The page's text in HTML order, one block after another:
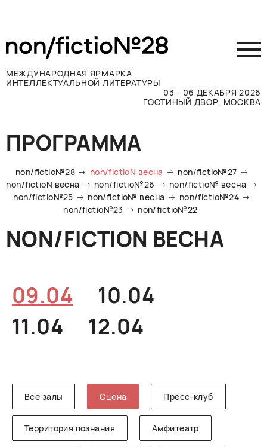
МЕЖДУНАРОДНАЯ ЯРМАРКА
ИНТЕЛЛЕКТУАЛЬНОЙ ЛИТЕРАТУРЫ
03 - 06 ДЕКАБРЯ 2026
ГОСТИНЫЙ ДВОР, МОСКВА
Принять участие
Участникам
Посетителям
Программа
Прессе
Контакты
ПРОГРАММА
non/fictio№28 non/fictioN весна
non/fictio№27
non/fictioN весна
non/fictio№26
non/fictio№ весна
non/fictio№25
non/fictio№ весна
non/fictio№24
non/fictio№23
non/fictio№22
NON/FICTION ВЕСНА
09.04
10.04
11.04
12.04
Все залы Сцена Пресс-клуб
Территория познания Амфитеатр